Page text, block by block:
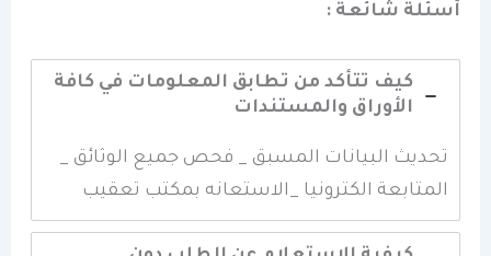
أسئلة شائعة :
كيف تتأكد من تطابق المعلومات في كافة
الأوراق والمستندات
تحديث البيانات المسبق _ فحص جميع الوثائق _
المتابعة الكترونيا _الاستعانه بمكتب تعقيب